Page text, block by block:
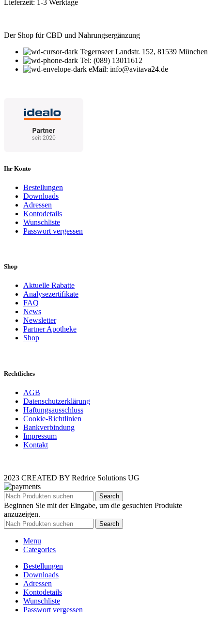
Lieferzeit: 1-3 Werktage
Der Shop für CBD und Nahrungsergänzung
Tegernseer Landstr. 152, 81539 München
Tel: (089) 13011612
eMail: info@avitava24.de
Ihr Konto
Bestellungen
Downloads
Adressen
Kontodetails
Wunschliste
Passwort vergessen
Shop
Aktuelle Rabatte
Analysezertifikate
FAQ
News
Newsletter
Partner Apotheke
Shop
Rechtliches
AGB
Datenschutzerklärung
Haftungsausschluss
Cookie-Richtlinien
Bankverbindung
Impressum
Kontakt
2023 CREATED BY Redrice Solutions UG
Search
Beginnen Sie mit der Eingabe, um die gesuchten Produkte
anzuzeigen.
Search
Menu
Categories
Bestellungen
Downloads
Adressen
Kontodetails
Wunschliste
Passwort vergessen